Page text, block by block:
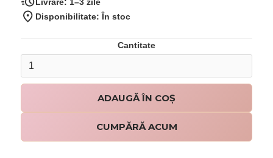
Disponibilitate: În stoc
Cantitate
CUMPĂRĂ ACUM